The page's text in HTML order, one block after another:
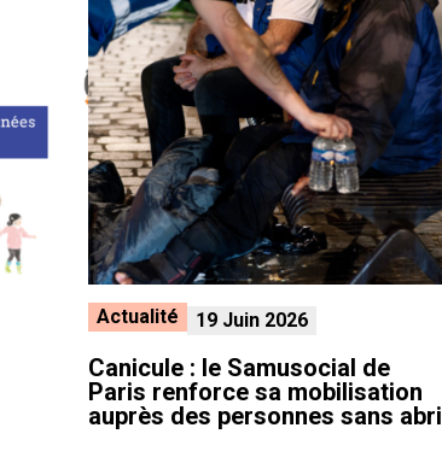
Actualité 19 Juin 2026
Canicule : le Samusocial de
Paris renforce sa mobilisation
auprès des personnes sans abri